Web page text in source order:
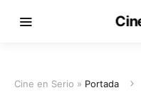
Cine en Serio » Portada